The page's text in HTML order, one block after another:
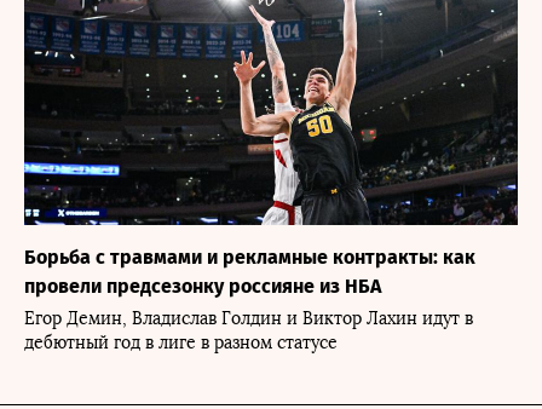
Борьба с травмами и рекламные контракты: как
провели предсезонку россияне из НБА
Егор Демин, Владислав Голдин и Виктор Лахин идут в
дебютный год в лиге в разном статусе